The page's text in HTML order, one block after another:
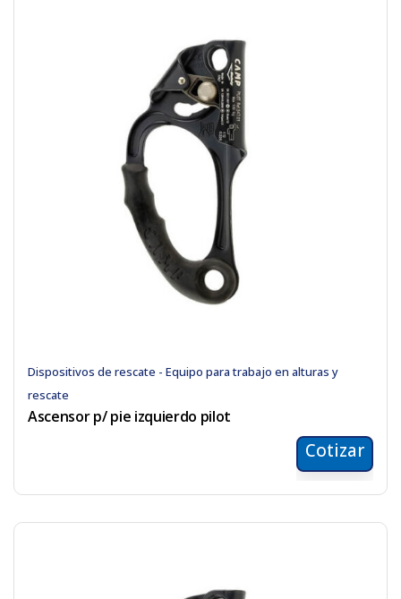
Dispositivos de rescate - Equipo para trabajo en alturas y
rescate
Ascensor p/ pie izquierdo pilot
Cotizar